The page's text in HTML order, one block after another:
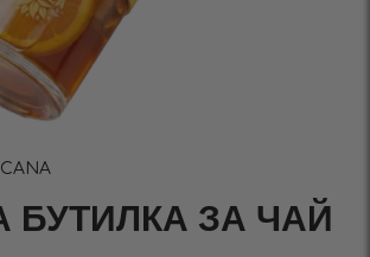
БУТИЛКА ЗА ЧАЙ